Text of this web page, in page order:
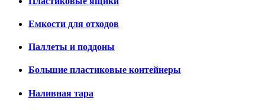
Емкости для отходов
Паллеты и поддоны
Большие пластиковые контейнеры
Наливная тара